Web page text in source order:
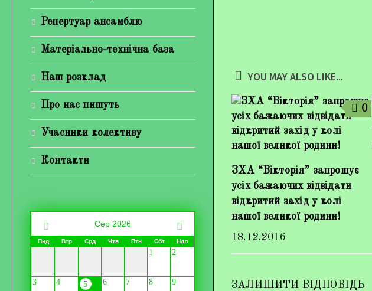
YOU MAY ALSO LIKE...
0
ЗХА “Вікторія” запрошує
усіх бажаючих відвідати
відкритий захід у колі
нашої великої родини!
18.12.2016
ЗАЛИШИТИ ВІДПОВІДЬ
Репертуар ансамблю
Матеріально-технічна база
Наш розклад
Про нас пишуть
Учасники колективу
Контакти
Сер 2026
Пнд Втр Срд Чтв Птн Сбт Ндл
1 2
3 4 5 6 7 8 9